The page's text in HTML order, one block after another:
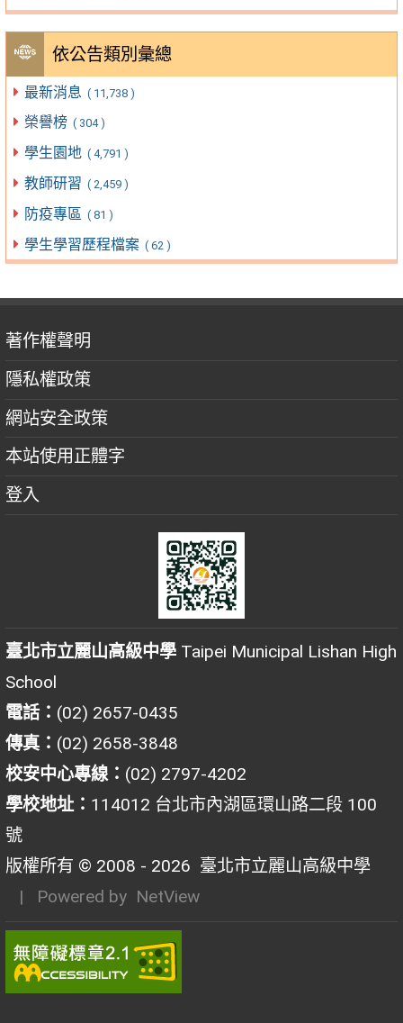
依公告類別彙總
最新消息 ( 11,738 )
榮譽榜 ( 304 )
學生園地 ( 4,791 )
教師研習 ( 2,459 )
防疫專區 ( 81 )
學生學習歷程檔案 ( 62 )
著作權聲明
隱私權政策
網站安全政策
本站使用正體字
登入
臺北市立麗山高級中學 Taipei Municipal Lishan High
School
電話： (02) 2657-0435
傳真： (02) 2658-3848
校安中心專線： (02) 2797-4202
學校地址： 114012 台北市內湖區環山路二段 100
號
版權所有 © 2008 - 2026 臺北市立麗山高級中學
| Powered by NetView